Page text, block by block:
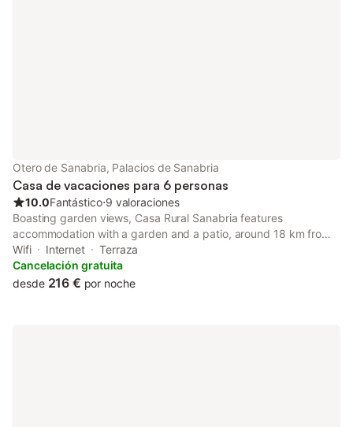
Otero de Sanabria, Palacios de Sanabria
Casa de vacaciones para 6 personas
10.0Fantástico⋅9 valoraciones
Boasting garden views, Casa Rural Sanabria features
accommodation with a garden and a patio, around 18 km from
Sanabria Lake. This property offers access to a balcony, free
private parking and free WiFi.
Wifi Internet
Terraza
Cancelación gratuita
desde 216 € por noche